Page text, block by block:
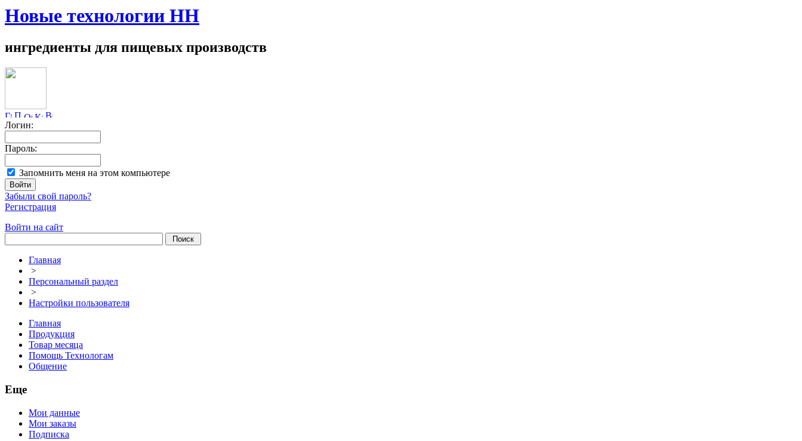
Новые технологии НН
ингредиенты для пищевых производств
Логин:
Пароль:
Запомнить меня на этом компьютере
Забыли свой пароль?
Регистрация
Войти на сайт
Главная
>
Персональный раздел
>
Настройки пользователя
Главная
Продукция
Товар месяца
Помощь Технологам
Общение
Еще
Мои данные
Мои заказы
Подписка